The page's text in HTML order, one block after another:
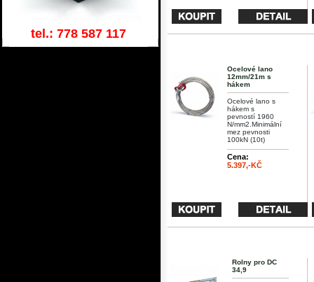
tel.: 778 587 117
Ocelové lano
12mm/21m s
hákem
Ocelové lano s
hákem s
pevností 1960
N/mm2.Minimální
mez pevnosti
100kN (10t)
Cena:
5.397,-KČ
Rolny pro DC
34,9